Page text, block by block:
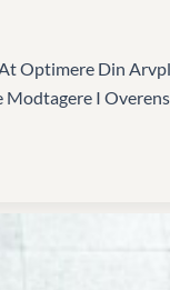
At Optimere Din
I